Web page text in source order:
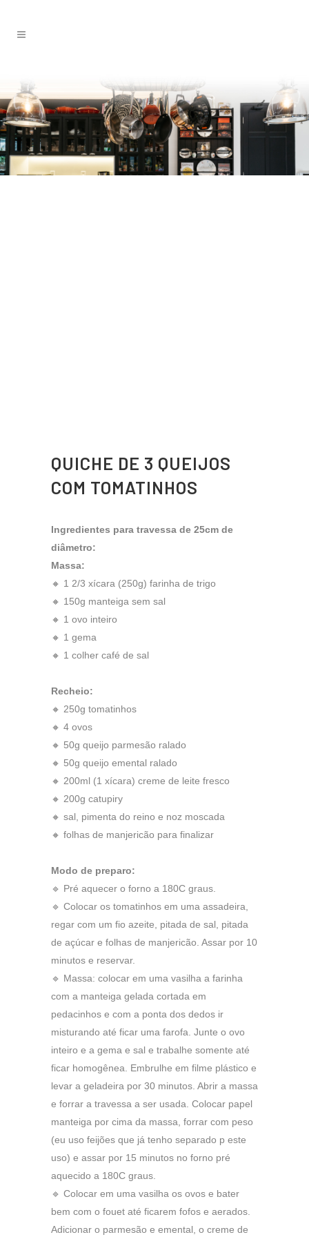
QUICHE DE 3 QUEIJOS
COM TOMATINHOS
Ingredientes para travessa de 25cm de
diâmetro:
Massa:
🔸 1 2/3 xícara (250g) farinha de trigo
🔸 150g manteiga sem sal
🔸 1 ovo inteiro
🔸 1 gema
🔸 1 colher café de sal
Recheio:
🔸 250g tomatinhos
🔸 4 ovos
🔸 50g queijo parmesão ralado
🔸 50g queijo emental ralado
🔸 200ml (1 xícara) creme de leite fresco
🔸 200g catupiry
🔸 sal, pimenta do reino e noz moscada
🔸 folhas de manjericão para finalizar
Modo de preparo:
🔹 Pré aquecer o forno a 180C graus.
🔹 Colocar os tomatinhos em uma assadeira,
regar com um fio azeite, pitada de sal, pitada
de açúcar e folhas de manjericão. Assar por 10
minutos e reservar.
🔹 Massa: colocar em uma vasilha a farinha
com a manteiga gelada cortada em
pedacinhos e com a ponta dos dedos ir
misturando até ficar uma farofa. Junte o ovo
inteiro e a gema e sal e trabalhe somente até
ficar homogênea. Embrulhe em filme plástico e
levar a geladeira por 30 minutos. Abrir a massa
e forrar a travessa a ser usada. Colocar papel
manteiga por cima da massa, forrar com peso
(eu uso feijões que já tenho separado p este
uso) e assar por 15 minutos no forno pré
aquecido a 180C graus.
🔹 Colocar em uma vasilha os ovos e bater
bem com o fouet até ficarem fofos e aerados.
Adicionar o parmesão e emental, o creme de